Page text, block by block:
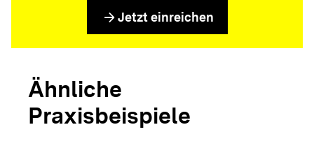
arrow_forward Jetzt einreichen
Ähnliche
Praxisbeispiele